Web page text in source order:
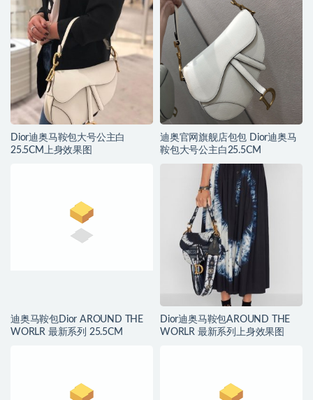
Dior迪奥马鞍包大号公主白
25.5CM上身效果图
迪奥官网旗舰店包包 Dior迪奥马
鞍包大号公主白25.5CM
迪奥马鞍包Dior AROUND THE
WORLR 最新系列 25.5CM
Dior迪奥马鞍包AROUND THE
WORLR 最新系列上身效果图